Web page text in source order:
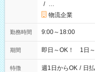
/ …
物流企業
勤務時間 9:00～18:00
期間 即日～OK！ 1日～
特徴 週1日からOK / 日